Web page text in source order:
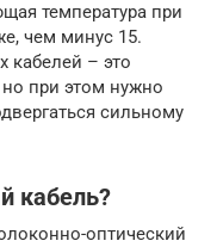
температура при
чем минус 15.
кабелей – это
при этом нужно
сильному
кабель?
оптический